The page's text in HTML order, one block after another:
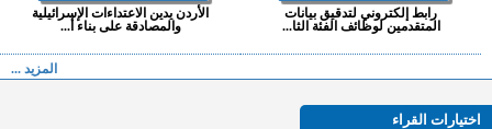
رابط إلكتروني لتدقيق بيانات
المتقدمين لوظائف الفئة الثا...
الأردن يدين الاعتداءات الإسرائيلية
والمصادقة على بناء أ...
المزيد ...
اختيارات القراء